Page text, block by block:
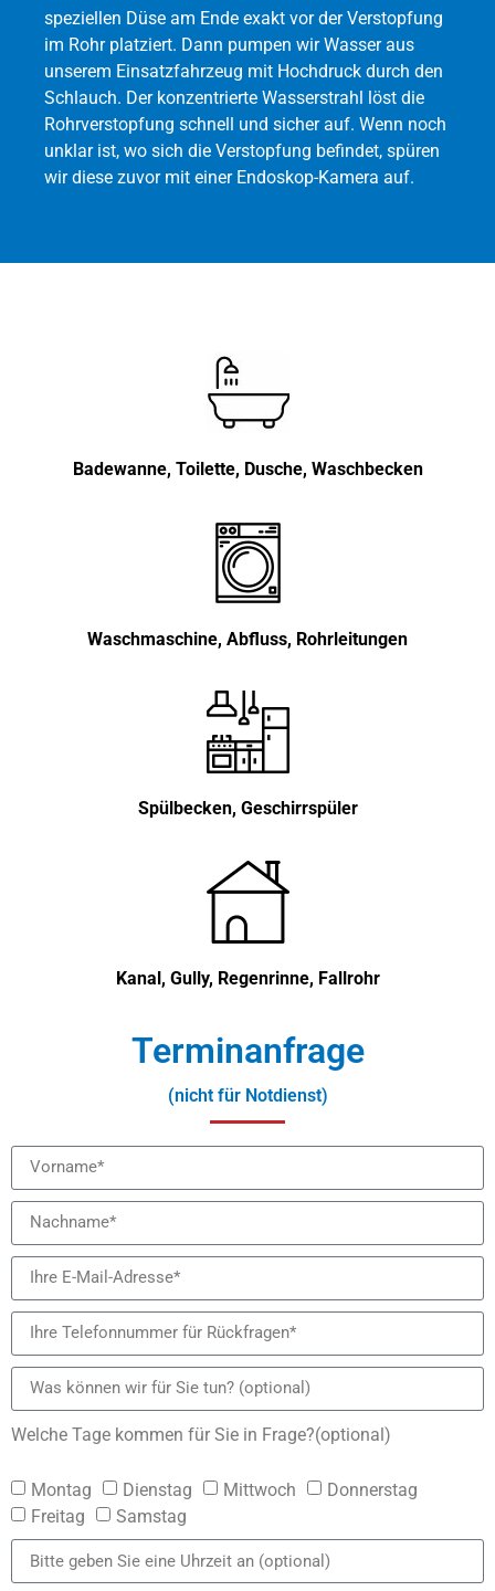
speziellen Düse am Ende exakt vor der Verstopfung
im Rohr platziert. Dann pumpen wir Wasser aus
unserem Einsatzfahrzeug mit Hochdruck durch den
Schlauch. Der konzentrierte Wasserstrahl löst die
Rohrverstopfung schnell und sicher auf. Wenn noch
unklar ist, wo sich die Verstopfung befindet, spüren
wir diese zuvor mit einer Endoskop-Kamera auf.
Badewanne, Toilette, Dusche, Waschbecken
Waschmaschine, Abfluss, Rohrleitungen
Spülbecken, Geschirrspüler
Kanal, Gully, Regenrinne, Fallrohr
Terminanfrage
(nicht für Notdienst)
Welche Tage kommen für Sie in Frage?(optional)
Montag Dienstag Mittwoch
Donnerstag
Freitag
Samstag